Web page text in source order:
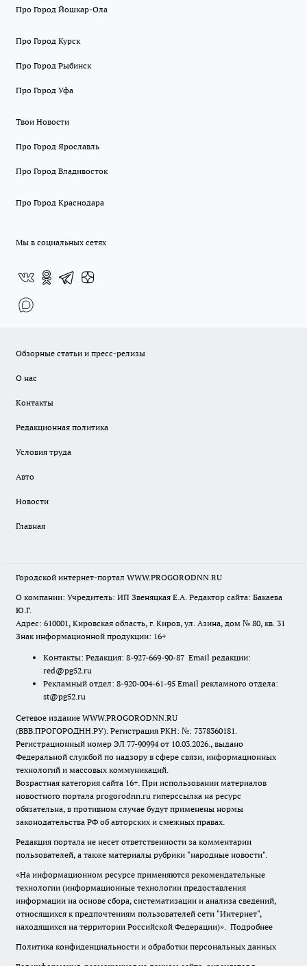
Про Город Йошкар-Ола
Про Город Курск
Про Город Рыбинск
Про Город Уфа
Твои Новости
Про Город Ярославль
Про Город Владивосток
Про Город Краснодара
Мы в социальных сетях
Обзорные статьи и пресс-релизы
О нас
Контакты
Редакционная политика
Условия труда
Авто
Новости
Главная
Городской интернет-портал WWW.PROGORODNN.RU
О компании: Учредитель: ИП Звеняцкая Е.А. Редактор сайта: Бакаева
Ю.Г.
Адрес: 610001, Кировская область, г. Киров, ул. Азина, дом № 80, кв. 31
Знак информационной продукции: 16+
Контакты: Редакция: 8-927-669-90-87 Email редакции:
red@pg52.ru
Рекламный отдел: 8-920-004-61-95 Email рекламного отдела:
st@pg52.ru
Сетевое издание WWW.PROGORODNN.RU
(ВВВ.ПРОГОРОДНН.РУ). Регистрация РКН: №: 7378360181.
Регистрационный номер ЭЛ 77-90994 от 10.03.2026., выдано
Федеральной службой по надзору в сфере связи, информационных
технологий и массовых коммуникаций.
Возрастная категория сайта 16+. При использовании материалов
новостного портала progorodnn.ru гиперссылка на ресурс
обязательна, в противном случае будут применены нормы
законодательства РФ об авторских и смежных правах.
Редакция портала не несет ответственности за комментарии
пользователей, а также материалы рубрики "народные новости".
«На информационном ресурсе применяются рекомендательные
технологии (информационные технологии предоставления
информации на основе сбора, систематизации и анализа сведений,
относящихся к предпочтениям пользователей сети "Интернет",
находящихся на территории Российской Федерации)». Подробнее
Политика конфиденциальности и обработки персональных данных